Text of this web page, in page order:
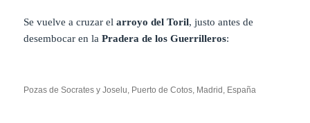
Se vuelve a cruzar elarroyo del Toril, justo antes de
desembocar en laPradera de los Guerrilleros:
Pozas de Socrates y Joselu, Puerto de Cotos, Madrid, España